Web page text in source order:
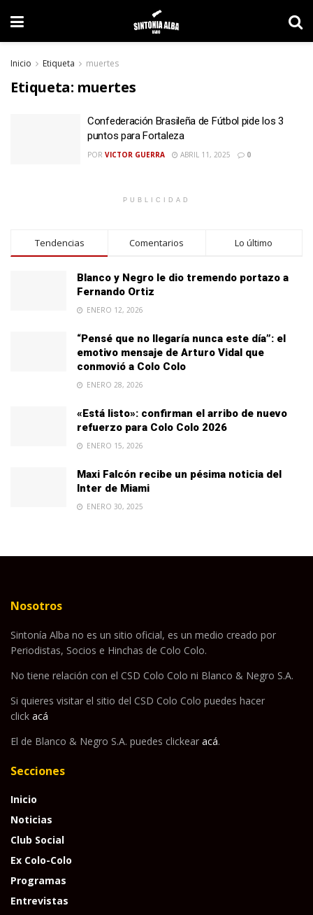
Inicio Etiqueta muertes
Etiqueta: muertes
Confederación Brasileña de Fútbol pide los 3
puntos para Fortaleza
POR VICTOR GUERRA ABRIL 11, 2025 0
PUBLICIDAD
Tendencias Comentarios Lo último
Blanco y Negro le dio tremendo portazo a
Fernando Ortiz
ENERO 12, 2026
“Pensé que no llegaría nunca este día”: el
emotivo mensaje de Arturo Vidal que
conmovió a Colo Colo
ENERO 28, 2026
«Está listo»: confirman el arribo de nuevo
refuerzo para Colo Colo 2026
ENERO 15, 2026
Maxi Falcón recibe un pésima noticia del
Inter de Miami
ENERO 30, 2025
Nosotros
Sintonía Alba no es un sitio oficial, es un medio creado por
Periodistas, Socios e Hinchas de Colo Colo.
No tiene relación con el CSD Colo Colo ni Blanco & Negro S.A.
Si quieres visitar el sitio del CSD Colo Colo puedes hacer
click acá
El de Blanco & Negro S.A. puedes clickear acá.
Secciones
Inicio
Noticias
Club Social
Ex Colo-Colo
Programas
Entrevistas